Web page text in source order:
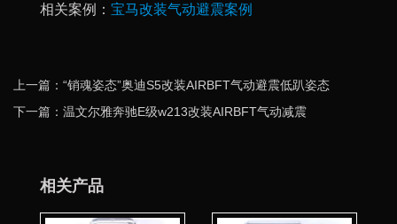
相关案例： 宝马改装气动避震案例
上一篇：“销魂姿态”奥迪S5改装AIRBFT气动避震低趴姿态
下一篇：温文尔雅奔驰E级w213改装AIRBFT气动减震
相关产品